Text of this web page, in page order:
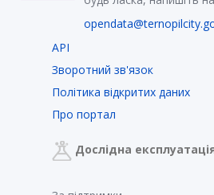
API
Зворотний зв'язок
Політика відкритих даних
Про портал
Дослідна